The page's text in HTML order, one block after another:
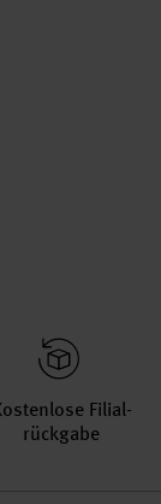
Filial­
rückgabe